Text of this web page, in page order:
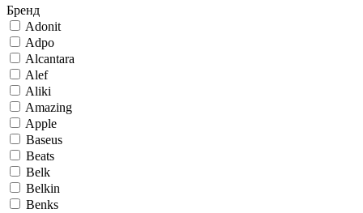
Бренд
Adonit
Adpo
Alcantara
Alef
Aliki
Amazing
Apple
Baseus
Beats
Belk
Belkin
Benks